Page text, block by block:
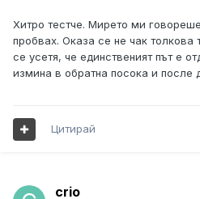
Хитро тестче. Мирето ми
пробвах. Оказа се не чак
се усетя, че единственият път е
измина в обратна посока и после
Цитирай
crio